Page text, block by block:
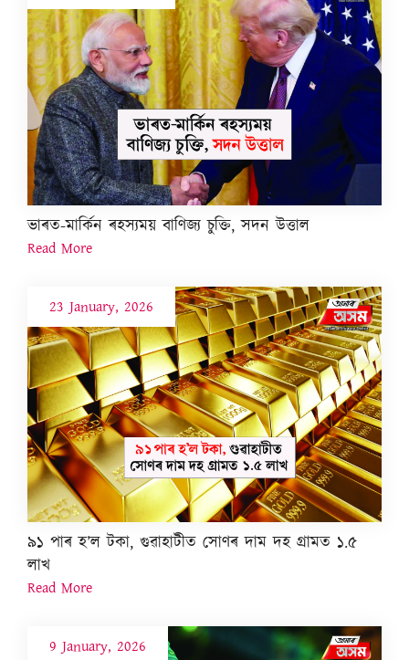
ভাৰত-মাৰ্কিন ৰহস্যময় বাণিজ্য চুক্তি, সদন উত্তাল
Read More
23 January, 2026
৯১ পাৰ হ’ল টকা, গুৱাহাটীত সোণৰ দাম দহ গ্ৰামত ১.৫
লাখ
Read More
9 January, 2026